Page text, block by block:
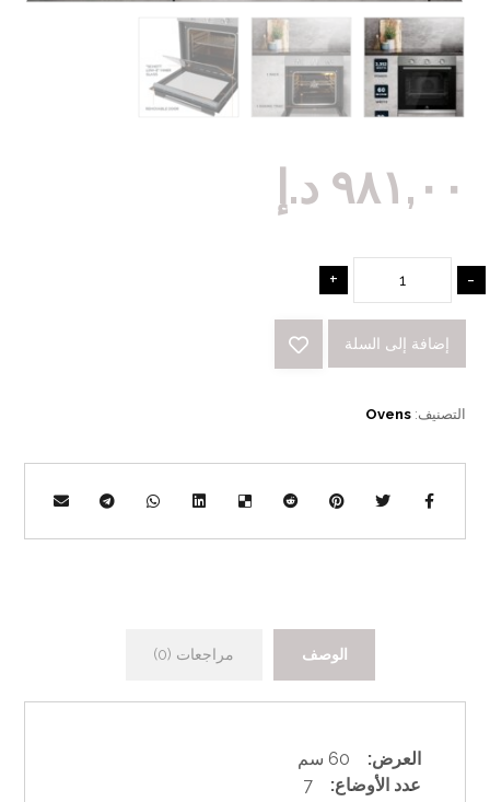
٩٨١,٠٠ د.إ
-
+
إضافة إلى السلة
التصنيف:Ovens
الوصف مراجعات (0)
العرض:
عدد الأوضاع: 7